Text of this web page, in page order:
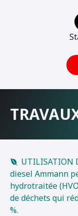
UTILISATION
diesel Ammann
hydrotraitée
de déchets qui
%.